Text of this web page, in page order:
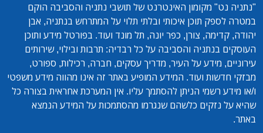
"נתניה נט" מקומון האינטרנט של תושבי נתניה והסביבה הוקם
במטרה לספק תוכן איכותי ובלתי תלוי על המתרחש בנתניה, אבן
יהודה, קדימה, צורן, כפר יונה, תל מונד ועוד. בפורטל מידע ותוכן
העוסקים בנתניה והסביבה על כל רבדיה: תרבות ובילוי, שירותים
עירוניים, מידע על העיר, מדריך עסקים, חברה, רכילות, ספורט,
מבזקי חדשות ועוד. המידע המופיע באתר זה אינו מהווה מידע משפטי
ו/או מידע רשמי הניתן להסתמך עליו. אין המערכת אחראית בצורה כל
שהיא על נזקים כלשהם שנגרמו מהסתמכות על המידע הנמצא
באתר.